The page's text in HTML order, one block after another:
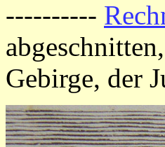
----------
abgeschnitten,
Gebirge, der